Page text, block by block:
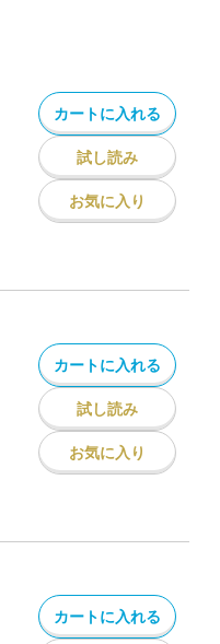
カートに入れる
試し読み
お気に入り
カートに入れる
試し読み
お気に入り
カートに入れる